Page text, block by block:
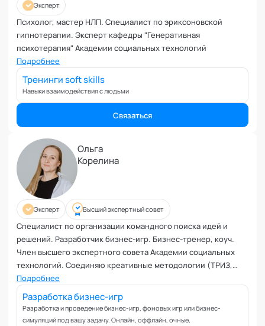
Эксперт
Психолог, мастер НЛП. Специалист по эриксоновской
гипнотерапии. Эксперт кафедры "Генеративная
психотерапия" Академии социальных технологий
Подробнее
Тренинги soft skills
Навыки взаимодействия с людьми
Связаться
Ольга
Корелина
Эксперт Высший экспертный совет
Специалист по организации командного поиска идей и
решений. Разработчик бизнес-игр. Бизнес-тренер, коуч.
Член высшего экспертного совета Академии социальных
технологий. Соединяю креативные методологии (ТРИЗ,
Дизайн-мышление, Синектика, Латеральное мышление и
т.п.), практический бизнес-опыт (10+ лет в продажах) и силу
игрофикации (8+ лет в разработке игр).
Подробнее
Разработка бизнес-игр
Разработка и проведение бизнес-игр, фоновых игр или бизнес-
симуляций под вашу задачу. Онлайн, оффлайн, очные,